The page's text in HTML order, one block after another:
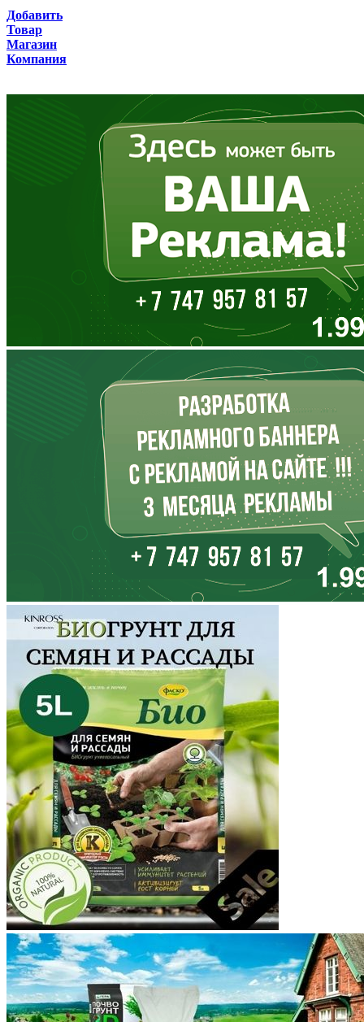
Волгоградская область
Вологодская область
Дагестан
Еврейская АО
Забайкальский край
Запорожская область
Ивановская область
Иркутская область
Кабардино-Балкария
Калининградская область
Калмыкия
Калужская область
Камчатский край
Карачаево-Черкесия
Карелия
Кемеровская область
Кировская область
Коми
Корякский округ
Костромская область
Краснодарский край
Красноярский край
Крым
Курганская область
Курская область
Ленинградская область
Липецкая область
Добавить
Товар
Магазин
Компания